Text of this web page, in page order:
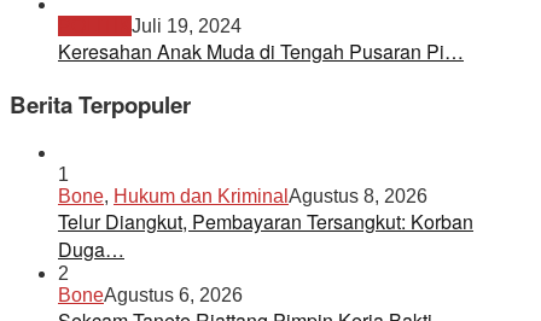
Juli 19, 2024
Keresahan Anak Muda di Tengah Pusaran Pi…
Berita Terpopuler
1
Bone, Hukum dan Kriminal Agustus 8, 2026
Telur Diangkut, Pembayaran Tersangkut: Korban
Duga…
2
BoneAgustus 6, 2026